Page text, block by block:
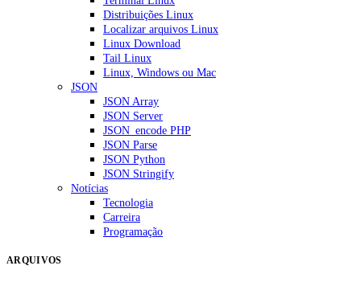
Distribuições Linux
Localizar arquivos Linux
Linux Download
Tail Linux
Linux, Windows ou Mac
JSON
JSON Array
JSON Server
JSON_encode PHP
JSON Parse
JSON Python
JSON Stringify
Notícias
Tecnologia
Carreira
Programação
ARQUIVOS